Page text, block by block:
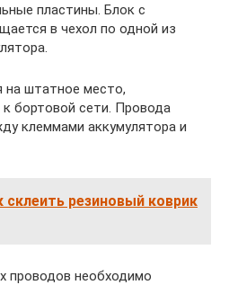
пластины. Блок с
в чехол по одной из
на штатное место,
бортовой сети. Провода
клеммами аккумулятора и
склеить резиновый коврик
проводов необходимо